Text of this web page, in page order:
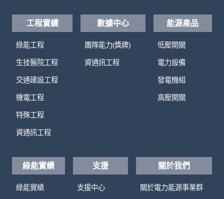
工程實績
綠能工程
生技醫院工程
交通建設工程
機電工程
特殊工程
資通訊工程
數據中心
團隊能力(獎牌)
資通訊工程
能源產品
低壓開關
電力設備
發電機組
高壓開關
綠能實績
綠能實績
支援
支援中心
關於我們
關於電力能源事業群